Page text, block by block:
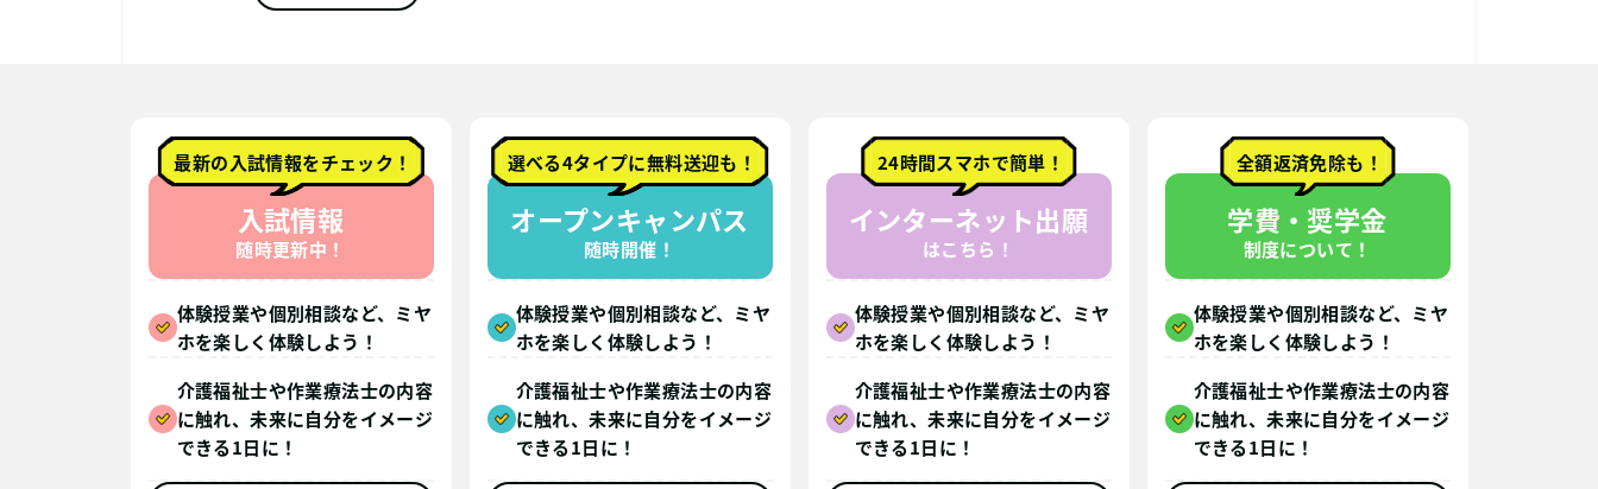
最新の入試情報をチェック！
入試情報
随時更新中！
体験授業や個別相談など、ミヤ
ホを楽しく体験しよう！
介護福祉士や作業療法士の内容
に触れ、未来に自分をイメージ
できる1日に！
選べる4タイプに無料送迎も！
オープンキャンパス
随時開催！
体験授業や個別相談など、ミヤ
ホを楽しく体験しよう！
介護福祉士や作業療法士の内容
に触れ、未来に自分をイメージ
できる1日に！
24時間スマホで簡単！
インターネット出願
はこちら！
体験授業や個別相談など、ミヤ
ホを楽しく体験しよう！
介護福祉士や作業療法士の内容
に触れ、未来に自分をイメージ
できる1日に！
全額返済免除も！
学費・奨学金
制度について！
体験授業や個別相談など、ミヤ
ホを楽しく体験しよう！
介護福祉士や作業療法士の内容
に触れ、未来に自分をイメージ
できる1日に！